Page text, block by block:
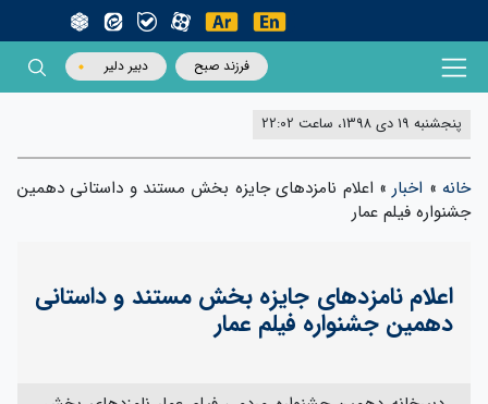
فرزند صبح دبیر دلیر
پنجشنبه 19 دی 1398، ساعت 22:02
خانه» اخبار » اعلام نامزدهای جایزه بخش مستند و داستانی دهمین
جشنواره فیلم عمار
اعلام نامزدهای جایزه بخش مستند و داستانی
دهمین جشنواره فیلم عمار